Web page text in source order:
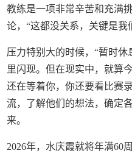
教练是一项非常辛苦和充满
论，“这都没关系，关键是我
压力特别大的时候，“暂时
里闪现。但在现实中，就算
还在等着你，你还要看比赛
流，了解他们的想法，确定
来。
2026年，水庆霞就将年满60